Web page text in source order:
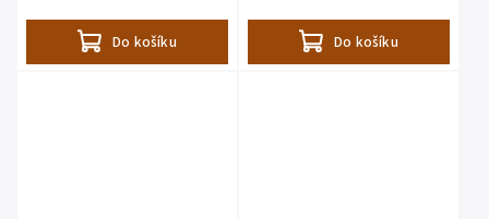
Do košíku Do košíku